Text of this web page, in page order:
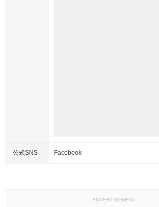
公式SNS Facebook
ADVERTISEMENT